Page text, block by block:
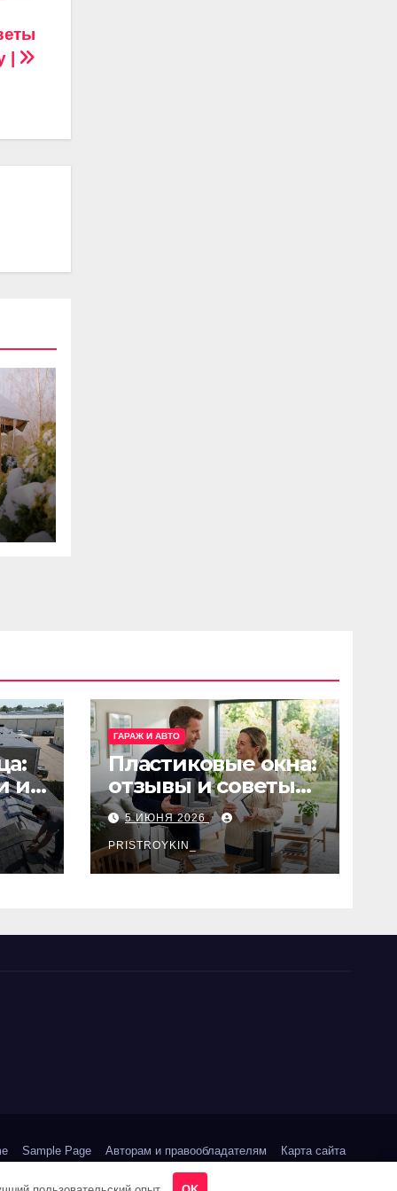
|
и
ГАРАЖ И АВТО
Пластиковые окна:
отзывы и советы
по выбору
5 ИЮНЯ 2026
PRISTROYKIN_
Sample Page Авторам и правообладателям Карта сайта